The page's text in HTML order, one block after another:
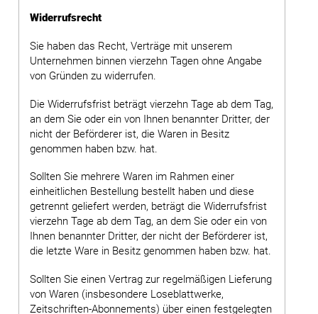
Widerrufsrecht
Sie haben das Recht, Verträge mit unserem
Unternehmen binnen vierzehn Tagen ohne Angabe
von Gründen zu widerrufen.
Die Widerrufsfrist beträgt vierzehn Tage ab dem Tag,
an dem Sie oder ein von Ihnen benannter Dritter, der
nicht der Beförderer ist, die Waren in Besitz
genommen haben bzw. hat.
Sollten Sie mehrere Waren im Rahmen einer
einheitlichen Bestellung bestellt haben und diese
getrennt geliefert werden, beträgt die Widerrufsfrist
vierzehn Tage ab dem Tag, an dem Sie oder ein von
Ihnen benannter Dritter, der nicht der Beförderer ist,
die letzte Ware in Besitz genommen haben bzw. hat.
Sollten Sie einen Vertrag zur regelmäßigen Lieferung
von Waren (insbesondere Loseblattwerke,
Zeitschriften-Abonnements) über einen festgelegten